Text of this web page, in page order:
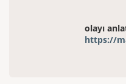
olayı
https://